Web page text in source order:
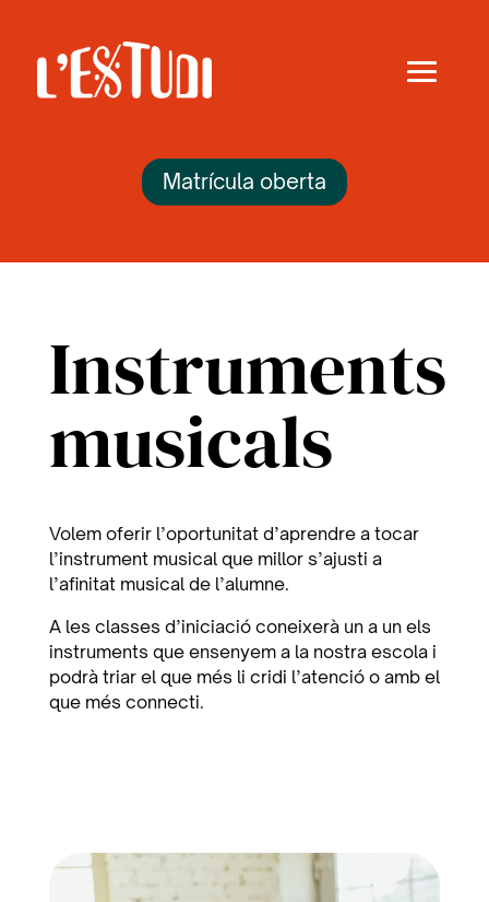
Matrícula oberta
Instruments
musicals
Volem oferir l’oportunitat d’aprendre a tocar
l’instrument musical que millor s’ajusti a
l’afinitat musical de l’alumne.
A les classes d’iniciació coneixerà un a un els
instruments que ensenyem a la nostra escola i
podrà triar el que més li cridi l’atenció o amb el
que més connecti.